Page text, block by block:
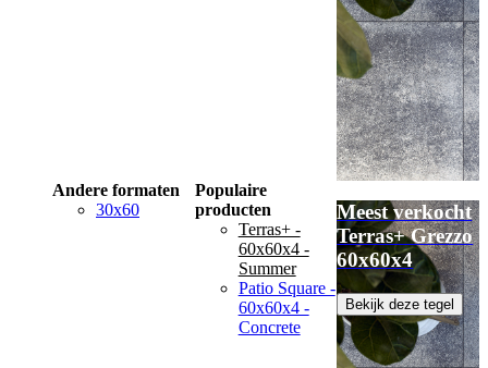
Andere formaten
30x60
Populaire
producten
Terras+ -
60x60x4 -
Summer
Patio Square -
60x60x4 -
Concrete
Meest verkocht
Terras+ Grezzo
60x60x4
Bekijk deze tegel